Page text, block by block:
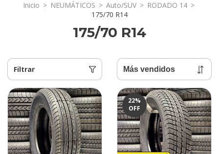
Inicio > NEUMÁTICOS > Auto/SUV > RODADO 14 >
175/70 R14
175/70 R14
Filtrar
22%
OFF